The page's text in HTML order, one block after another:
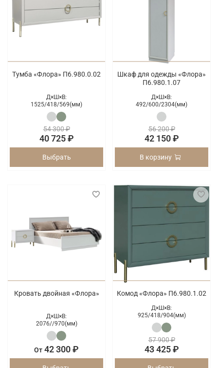
Тумба «Флора» П6.980.0.02
Д×Ш×В:
1525/418/569(мм)
54 300 ₽
40 725 ₽
Выбрать
Шкаф для одежды «Флора»
П6.980.1.07
Д×Ш×В:
492/600/2304(мм)
56 200 ₽
42 150 ₽
В корзину
Кровать двойная «Флора»
Д×Ш×В:
2076//970(мм)
От 42 300 ₽
Комод «Флора» П6.980.1.02
Д×Ш×В:
925/418/904(мм)
57 900 ₽
43 425 ₽